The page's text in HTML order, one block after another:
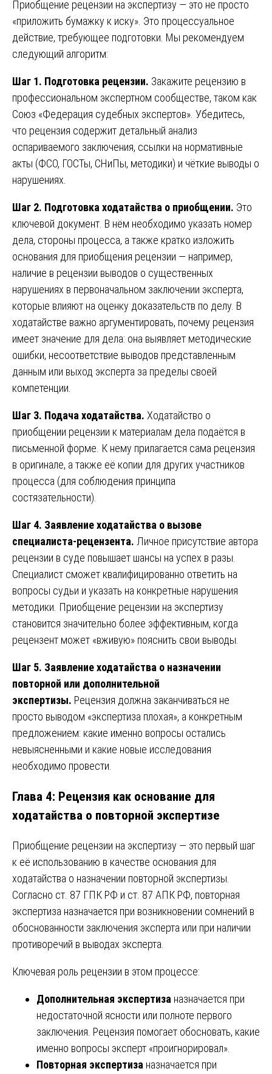
Приобщение рецензии на экспертизу — это не просто
«приложить бумажку к иску». Это процессуальное
действие, требующее подготовки. Мы рекомендуем
следующий алгоритм:
Шаг 1. Подготовка рецензии. Закажите рецензию в
профессиональном экспертном сообществе, таком как
Союз «Федерация судебных экспертов». Убедитесь,
что рецензия содержит детальный анализ
оспариваемого заключения, ссылки на нормативные
акты (ФСО, ГОСТы, СНиПы, методики) и чёткие выводы о
нарушениях.
Шаг 2. Подготовка ходатайства о приобщении. Это
ключевой документ. В нём необходимо указать номер
дела, стороны процесса, а также кратко изложить
основания для приобщения рецензии — например,
наличие в рецензии выводов о существенных
нарушениях в первоначальном заключении эксперта,
которые влияют на оценку доказательств по делу. В
ходатайстве важно аргументировать, почему рецензия
имеет значение для дела: она выявляет методические
ошибки, несоответствие выводов представленным
данным или выход эксперта за пределы своей
компетенции.
Шаг 3. Подача ходатайства. Ходатайство о
приобщении рецензии к материалам дела подаётся в
письменной форме. К нему прилагается сама рецензия
в оригинале, а также её копии для других участников
процесса (для соблюдения принципа
состязательности).
Шаг 4. Заявление ходатайства о вызове
специалиста-рецензента. Личное присутствие автора
рецензии в суде повышает шансы на успех в разы.
Специалист сможет квалифицированно ответить на
вопросы судьи и указать на конкретные нарушения
методики. Приобщение рецензии на экспертизу
становится значительно более эффективным, когда
рецензент может «вживую» пояснить свои выводы.
Шаг 5. Заявление ходатайства о назначении
повторной или дополнительной
экспертизы. Рецензия должна заканчиваться не
просто выводом «экспертиза плохая», а конкретным
предложением: какие именно вопросы остались
невыясненными и какие новые исследования
необходимо провести.
Глава 4: Рецензия как основание для
ходатайства о повторной экспертизе
Приобщение рецензии на экспертизу — это первый шаг
к её использованию в качестве основания для
ходатайства о назначении повторной экспертизы.
Согласно ст. 87 ГПК РФ и ст. 87 АПК РФ, повторная
экспертиза назначается при возникновении сомнений в
обоснованности заключения эксперта или при наличии
противоречий в выводах эксперта.
Ключевая роль рецензии в этом процессе:
Дополнительная экспертиза назначается при
недостаточной ясности или полноте первого
заключения. Рецензия помогает обосновать, какие
именно вопросы эксперт «проигнорировал».
Повторная экспертиза назначается при